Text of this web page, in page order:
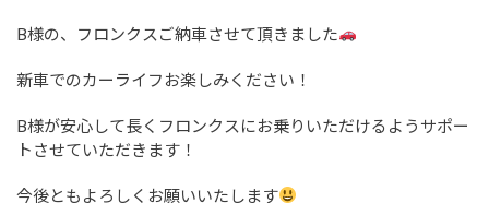
B様の、フロンクスご納車させて頂きました
新車でのカーライフお楽しみください！
B様が安心して長くフロンクスにお乗りいただけるようサポー
トさせていただきます！
今後ともよろしくお願いいたします